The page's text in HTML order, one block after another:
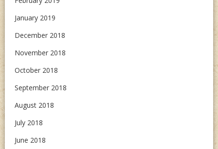
January 2019
December 2018
November 2018
October 2018
September 2018
August 2018
July 2018
June 2018